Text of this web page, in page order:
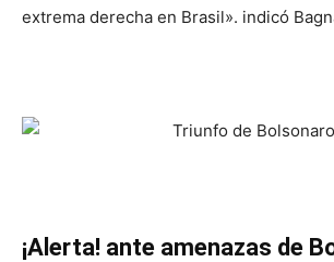
extrema derecha en Brasil». indicó
¡Alerta! ante amenazas de